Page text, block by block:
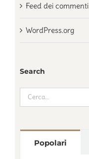
Feed dei commenti
WordPress.org
Search
Cerca
per:
Popolari